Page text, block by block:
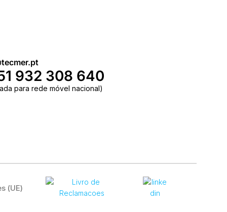
932 308 640
para rede móvel nacional)
(UE)